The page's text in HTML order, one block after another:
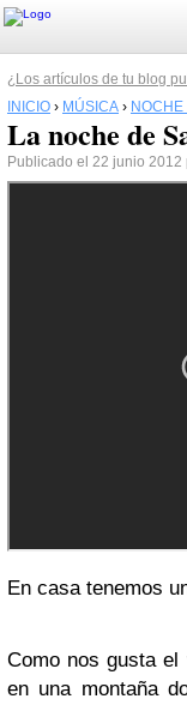
¿Los artículos de tu blog
INICIO › MÚSICA ›
La noche de
Publicado el 22 junio 2012
En casa tenemos
Como nos gusta el
en una montaña